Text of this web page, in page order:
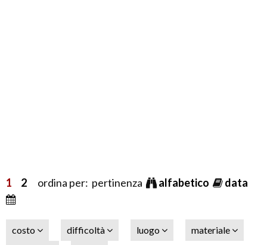
1 2 ordina per: pertinenza alfabetico data
costo difficoltà luogo
materiale